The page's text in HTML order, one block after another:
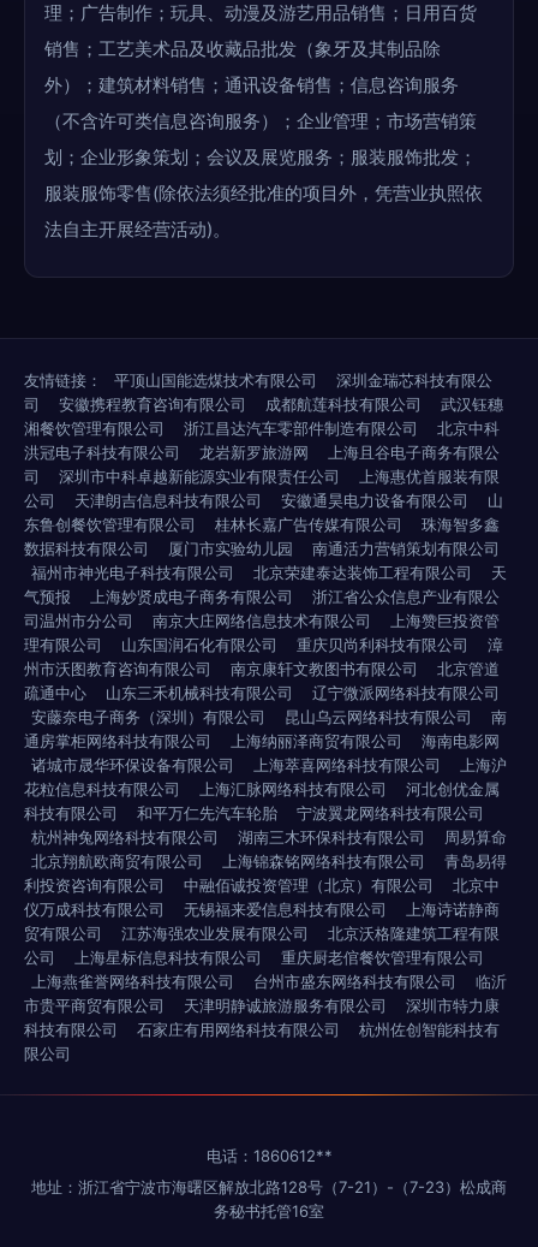
理；广告制作；玩具、动漫及游艺用品销售；日用百货
销售；工艺美术品及收藏品批发（象牙及其制品除
外）；建筑材料销售；通讯设备销售；信息咨询服务
（不含许可类信息咨询服务）；企业管理；市场营销策
划；企业形象策划；会议及展览服务；服装服饰批发；
服装服饰零售(除依法须经批准的项目外，凭营业执照依
法自主开展经营活动)。
友情链接： 平顶山国能选煤技术有限公司
深圳金瑞芯科技有限公
司
安徽携程教育咨询有限公司 成都航莲科技有限公司
武汉钰穗
湘餐饮管理有限公司
浙江昌达汽车零部件制造有限公司
北京中科
洪冠电子科技有限公司
龙岩新罗旅游网
上海且谷电子商务有限公
司
深圳市中科卓越新能源实业有限责任公司
上海惠优首服装有限
公司
天津朗吉信息科技有限公司 安徽通昊电力设备有限公司
山
东鲁创餐饮管理有限公司
桂林长嘉广告传媒有限公司
珠海智多鑫
数据科技有限公司
厦门市实验幼儿园
南通活力营销策划有限公司
福州市神光电子科技有限公司
北京荣建泰达装饰工程有限公司
天
气预报
上海妙贤成电子商务有限公司
浙江省公众信息产业有限公
司温州市分公司
南京大庄网络信息技术有限公司
上海赞巨投资管
理有限公司
山东国润石化有限公司 重庆贝尚利科技有限公司
漳
州市沃图教育咨询有限公司
南京康轩文教图书有限公司
北京管道
疏通中心
山东三禾机械科技有限公司
辽宁微派网络科技有限公司
安藤奈电子商务（深圳）有限公司
昆山乌云网络科技有限公司
南
通房掌柜网络科技有限公司
上海纳丽泽商贸有限公司
海南电影网
诸城市晟华环保设备有限公司
上海萃喜网络科技有限公司
上海沪
花粒信息科技有限公司
上海汇脉网络科技有限公司
河北创优金属
科技有限公司
和平万仁先汽车轮胎
宁波翼龙网络科技有限公司
杭州神兔网络科技有限公司
湖南三木环保科技有限公司
周易算命
北京翔航欧商贸有限公司
上海锦森铭网络科技有限公司
青岛易得
利投资咨询有限公司
中融佰诚投资管理（北京）有限公司
北京中
仪万成科技有限公司
无锡福来爱信息科技有限公司
上海诗诺静商
贸有限公司
江苏海强农业发展有限公司
北京沃格隆建筑工程有限
公司
上海星标信息科技有限公司
重庆厨老倌餐饮管理有限公司
上海燕雀誉网络科技有限公司
台州市盛东网络科技有限公司
临沂
市贵平商贸有限公司
天津明静诚旅游服务有限公司
深圳市特力康
科技有限公司
石家庄有用网络科技有限公司
杭州佐创智能科技有
限公司
电话：1860612**
地址：浙江省宁波市海曙区解放北路128号（7-21）-（7-23）松成商
务秘书托管16室